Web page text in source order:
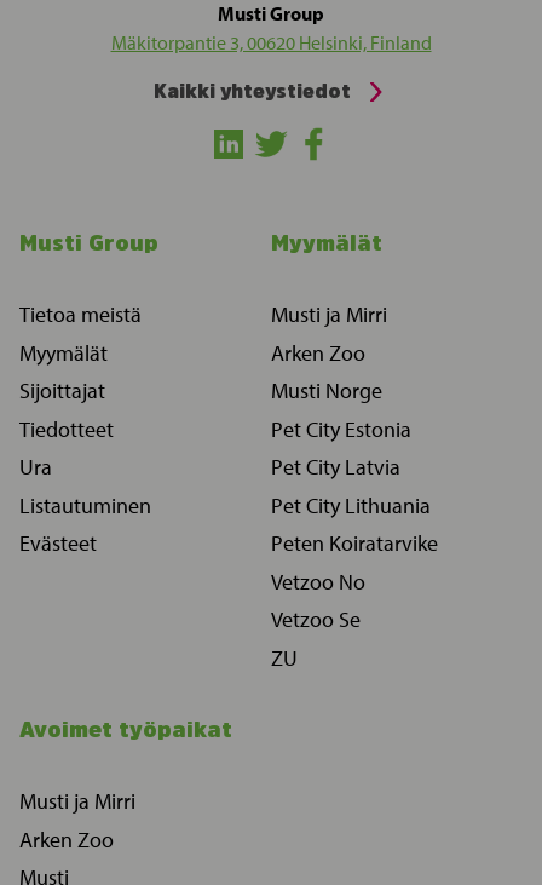
Musti Group
Mäkitorpantie 3, 00620 Helsinki, Finland
Kaikki yhteystiedot
Musti Group
Tietoa meistä
Myymälät
Sijoittajat
Tiedotteet
Ura
Listautuminen
Evästeet
Myymälät
Musti ja Mirri
Arken Zoo
Musti Norge
Pet City Estonia
Pet City Latvia
Pet City Lithuania
Peten Koiratarvike
Vetzoo No
Vetzoo Se
ZU
Avoimet työpaikat
Musti ja Mirri
Arken Zoo
Musti